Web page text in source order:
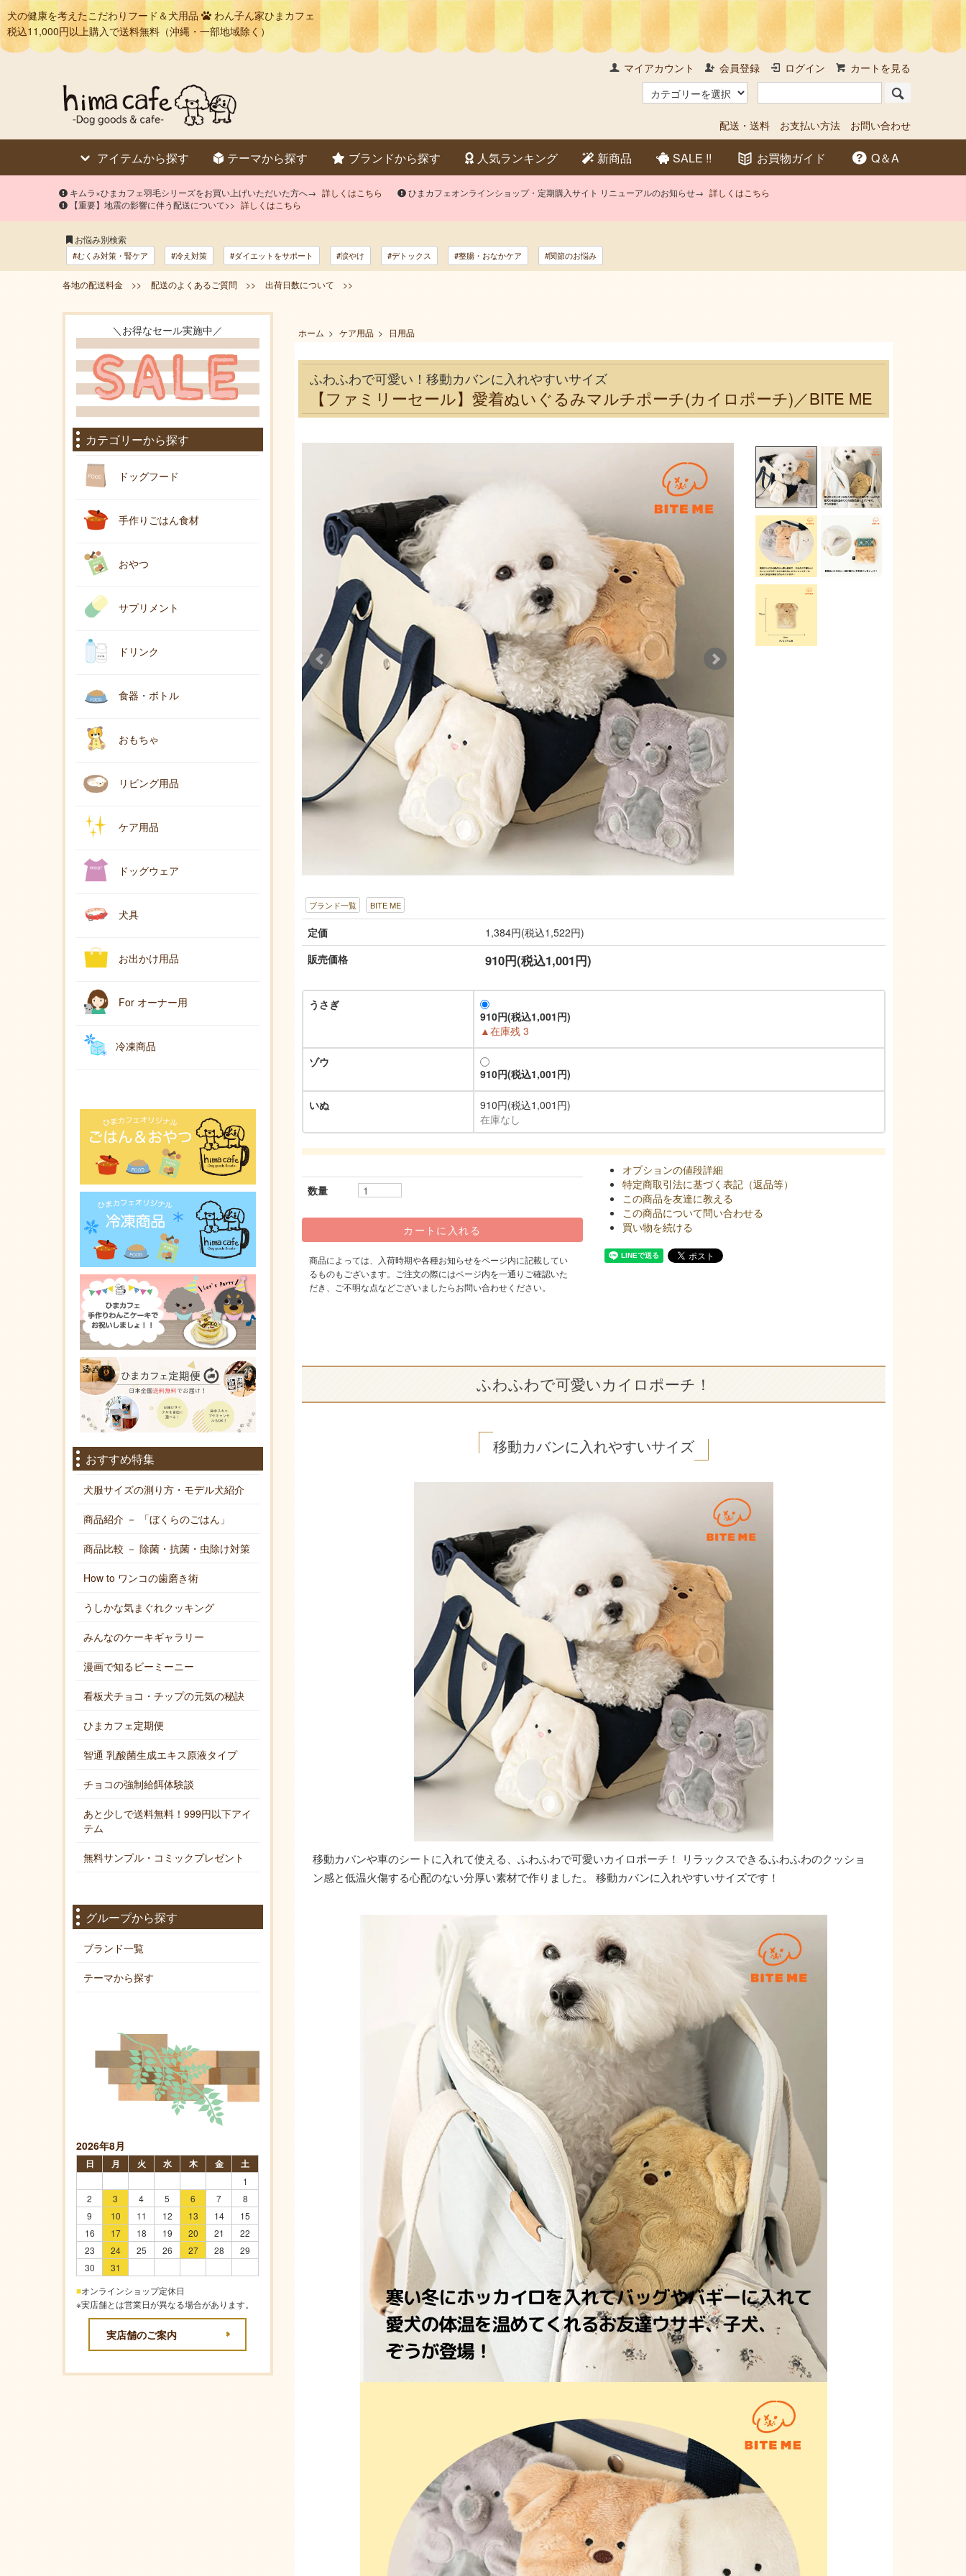
犬の健康を考えたこだわりフード＆犬用品
わん子ん家ひまカフェ
税込11,000円以上購入で送料無料（沖縄・一部地域除く）
マイアカウント 会員登録 ログイン カートを見る
配送・送料 お支払い方法 お問い合わせ
アイテムから探す テーマから探す ブランドから探す 人気ランキング 新商品 SALE !! お買物ガイド Q＆A
キムラ×ひまカフェ羽毛シリーズをお買い上げいただいた方へ→ 詳しくはこちら ひまカフェオンラインショップ・定期購入サイト リニューアルのお知らせ→ 詳しくはこちら
【重要】地震の影響に伴う配送について>> 詳しくはこちら
お悩み別検索
#むくみ対策・腎ケア #冷え対策 #ダイエットをサポート #涙やけ #デトックス #整腸・おなかケア #関節のお悩み
各地の配送料金 >> 配送のよくあるご質問 >> 出荷日数について >>
ホーム > ケア用品 > 日用品
ふわふわで可愛い！移動カバンに入れやすいサイズ
【ファミリーセール】愛着ぬいぐるみマルチポーチ(カイロポーチ)／BITE ME
ブランド一覧 BITE ME
定価
1,384円(税込1,522円)
販売価格
910円(税込1,001円)
うさぎ
910円(税込1,001円)
▲在庫残 3
ゾウ
910円(税込1,001円)
いぬ
910円(税込1,001円)
在庫なし
数量
商品によっては、入荷時期や各種お知らせをページ内に記載してい
るものもございます。ご注文の際にはページ内を一通りご確認いた
だき、ご不明な点などございましたらお問い合わせください。
オプションの値段詳細
特定商取引法に基づく表記（返品等）
この商品を友達に教える
この商品について問い合わせる
買い物を続ける
ふわふわで可愛いカイロポーチ！
移動カバンに入れやすいサイズ
移動カバンや車のシートに入れて使える、ふわふわで可愛いカイロポーチ！ リラックスできるふわふわのクッショ
ン感と低温火傷する心配のない分厚い素材で作りました。 移動カバンに入れやすいサイズです！
＼お得なセール実施中／
カテゴリーから探す
ドッグフード
手作りごはん食材
おやつ
サプリメント
ドリンク
食器・ボトル
おもちゃ
リビング用品
ケア用品
ドッグウェア
犬具
お出かけ用品
For オーナー用
冷凍商品
おすすめ特集
犬服サイズの測り方・モデル犬紹介
商品紹介 － 「ぼくらのごはん」
商品比較 － 除菌・抗菌・虫除け対策
How to ワンコの歯磨き術
うしかな気まぐれクッキング
みんなのケーキギャラリー
漫画で知るビーミーニー
看板犬チョコ・チップの元気の秘訣
ひまカフェ定期便
智通 乳酸菌生成エキス原液タイプ
チョコの強制給餌体験談
あと少しで送料無料！999円以下アイ
テム
無料サンプル・コミックプレゼント
グループから探す
ブランド一覧
テーマから探す
2026年8月
日 月 火 水 木 金 土
1
2
3 4 5 6 7
8
9
10 11 12 13 14
15
16
17 18 19 20 21
22
23
24 25 26 27 28
29
30
31
■オンラインショップ定休日
※実店舗とは営業日が異なる場合があります。
実店舗のご案内